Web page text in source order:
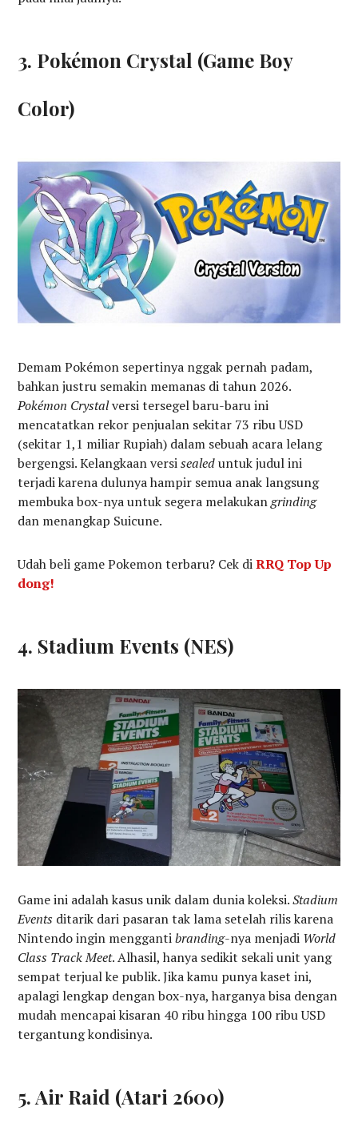
3. Pokémon Crystal (Game Boy
Color)
Demam Pokémon sepertinya nggak pernah padam,
bahkan justru semakin memanas di tahun 2026.
Pokémon Crystalversi tersegel baru-baru ini
mencatatkan rekor penjualan sekitar 73 ribu USD
(sekitar 1,1 miliar Rupiah) dalam sebuah acara lelang
bergengsi. Kelangkaan versisealeduntuk judul ini
terjadi karena dulunya hampir semua anak langsung
membuka box-nya untuk segera melakukangrinding
dan menangkap Suicune.
Udah beli game Pokemon terbaru? Cek diRRQ Top Up
dong!
4. Stadium Events (NES)
Game ini adalah kasus unik dalam dunia koleksi.Stadium
Events ditarik dari pasaran tak lama setelah rilis karena
Nintendo ingin menggantibranding-nya menjadi World
Class Track Meet. Alhasil, hanya sedikit sekali unit yang
sempat terjual ke publik. Jika kamu punya kaset ini,
apalagi lengkap dengan box-nya, harganya bisa dengan
mudah mencapai kisaran 40 ribu hingga 100 ribu USD
tergantung kondisinya.
5. Air Raid (Atari 2600)